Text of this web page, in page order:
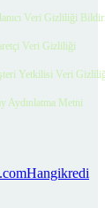
Veri Gizliliği
Veri Gizliliği
Yetkilisi Veri
Aydınlatma Metni
Hangikredi